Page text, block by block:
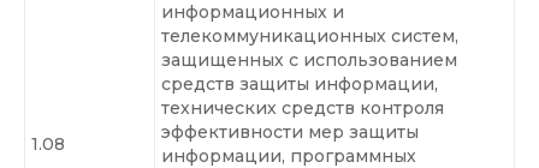
1.08
информационных и
телекоммуникационных систем,
защищенных с использованием
средств защиты информации,
технических средств контроля
эффективности мер защиты
информации, программных